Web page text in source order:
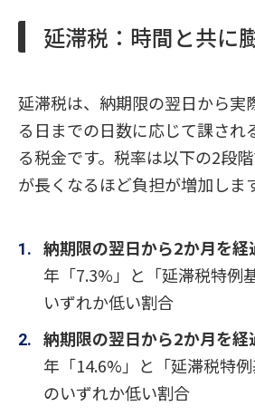
延滞税：時間と共に
延滞税は、納期限の翌日から実
る日までの日数に応じて課され
る税金です。税率は以下の2段
が長くなるほど負担が増加しま
納期限の翌日から2か月を経
年「7.3%」と「延滞税特例
いずれか低い割合
納期限の翌日から2か月を経
年「14.6%」と「延滞税特例
のいずれか低い割合